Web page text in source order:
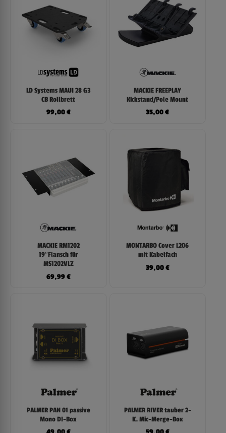
LD Systems MAUI 28 G3
CB Rollbrett
99,00€
MACKIE FREEPLAY
Kickstand/Pole Mount
35,00€
MACKIE RM1202
19″Flansch für
MS1202VLZ
69,99€
MONTARBO Cover L206
mit Kabelfach
39,00€
PALMER PAN 01 passive
Mono DI-Box
PALMER RIVER tauber 2-
K. Mic-Merge-Box